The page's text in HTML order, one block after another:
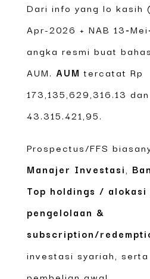
Dari info yang lo kasih
Apr-2026 + NAB
angka resmi buat
AUM. AUM tercatat Rp
173,135,629,316.13 dan
43.315.421,95.
Prospectus/FFS
Manajer Investasi
Top holdings / alokasi
pengelolaan &
subscription/
investasi syariah, serta